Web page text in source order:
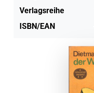
Verlagsreihe
ISBN/EAN